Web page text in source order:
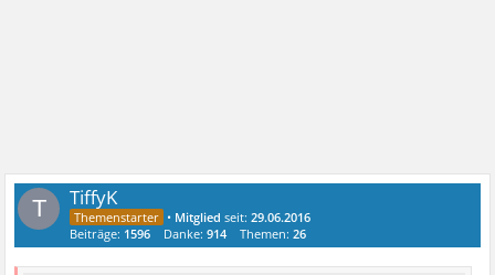
T TiffyK
• Mitglied seit:29.06.2016
Beiträge: 1596 Danke:914 Themen:26